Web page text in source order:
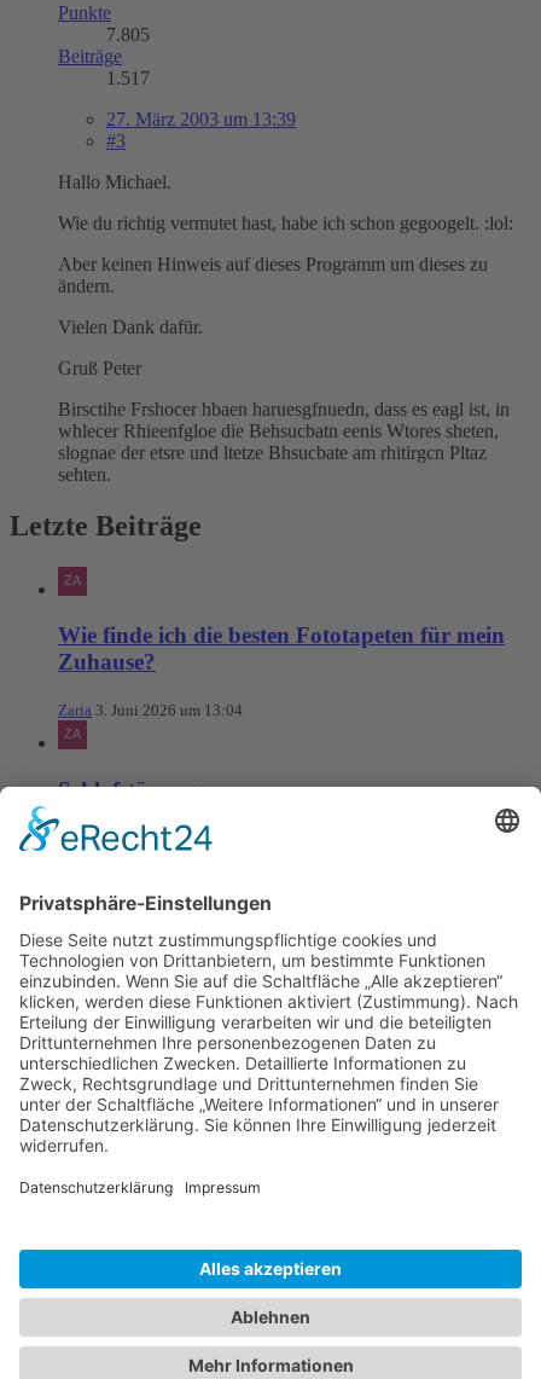
Punkte
7.805
Beiträge
1.517
27. März 2003 um 13:39
#3
Hallo Michael.
Wie du richtig vermutet hast, habe ich schon gegoogelt. :lol:
Aber keinen Hinweis auf dieses Programm um dieses zu
ändern.
Vielen Dank dafür.
Gruß Peter
Birsctihe Frshocer hbaen haruesgfnuedn, dass es eagl ist, in
whlecer Rhieenfgloe die Behsucbatn eenis Wtores sheten,
slognae der etsre und ltetze Bhsucbate am rhitirgcn Pltaz
sehten.
Letzte Beiträge
Wie finde ich die besten Fototapeten für mein
Zuhause?
Zaria 3. Juni 2026 um 13:04
Schlafstörungen
Zaria 3. Juni 2026 um 13:03
Ms word to PDF
Manuellsen 28. Mai 2026 um 10:31
Künstliche Intelligenz in der
Plattformentwicklung
MasonOgden 24. August 2025 um 10:58
Was habt ihr euch zuletzt gekauft?
LarsKlars 3. März 2025 um 10:08
Kontakt
Datenschutzerklärung
Nutzungsbedingungen